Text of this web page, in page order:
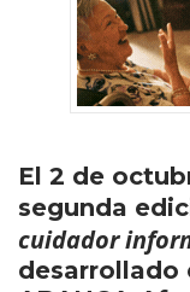
El 2 de
segunda
cuidador
desarrollado